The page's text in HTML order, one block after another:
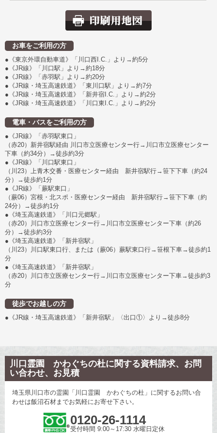
お車をご利用の方
●《東京外環自動車道》「川口西I.C.」より→約5分
●《JR線》「川口駅」より→約18分
●《JR線》「赤羽駅」より→約20分
●《JR線・埼玉高速鉄道》「東川口駅」より→約7分
●《JR線・埼玉高速鉄道》「新井宿I.C.」より→約2分
●《JR線・埼玉高速鉄道》「川口東I.C.」より→約2分
電車・バスをご利用の方
●《JR線》「赤羽駅東口」
（赤20）新井宿駅経由 川口市立医療センター行→川口市立医療センター
下車（約34分）→徒歩約3分
●《JR線》「川口駅東口」
（川23）上青木交番・医療センター経由 新井宿駅行→笹下下車（約24
分）→徒歩約1分
●《JR線》「蕨駅東口」
（蕨06）宮根・北スポ・医療センター経由 新井宿駅行→笹下下車（約
24分）→徒歩約1分
●《埼玉高速鉄道》「川口元郷駅」
（赤20）川口市立医療センター行→川口市立医療センター下車（約26
分）→徒歩約3分
●《埼玉高速鉄道》「新井宿駅」
（川23）川口駅東口行、または（蕨06）蕨駅東口行→笹根下車→徒歩約1
分
●《埼玉高速鉄道》「新井宿駅」
（赤20）川口市立医療センター行→川口市立医療センター下車→徒歩約3
分
徒歩でお越しの方
●《JR線・埼玉高速鉄道》「新井宿駅」〈出口①〉より→徒歩8分
川口霊園 かわぐちの杜に関する資料請求、お問
い合わせ、お見積
埼玉県川口市の霊園「川口霊園 かわぐちの杜」に関するお問い合
わせは飯沼石材までお気軽にお寄せ下さい。
0120-26-1114
受付時間 9:00～17:30 水曜日定休